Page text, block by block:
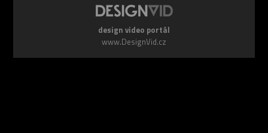
design video portál
www.DesignVid.cz